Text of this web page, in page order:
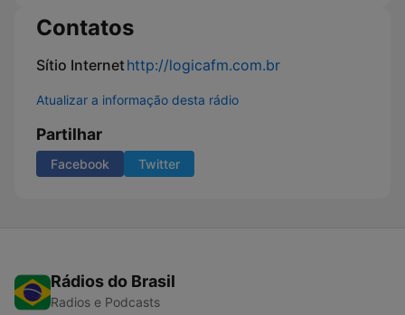
Contatos
Sítio Internethttp://logicafm.com.br
Atualizar a informação desta rádio
Partilhar
Facebook Twitter
Rádios do Brasil
Radios e Podcasts